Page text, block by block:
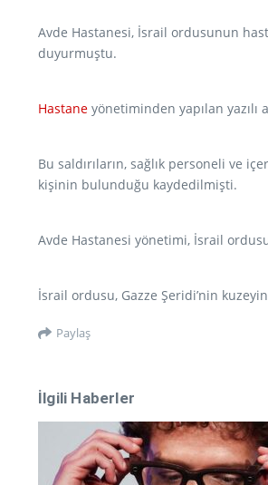
Avde Hastanesi, İsrail ordusunun
duyurmuştu.
Hastane yönetiminden yapılan yazılı
Bu saldırıların, sağlık personeli ve
kişinin bulunduğu kaydedilmişti.
Avde Hastanesi yönetimi, İsrail
İsrail ordusu, Gazze Şeridi’nin
Paylaş
İlgili Haberler